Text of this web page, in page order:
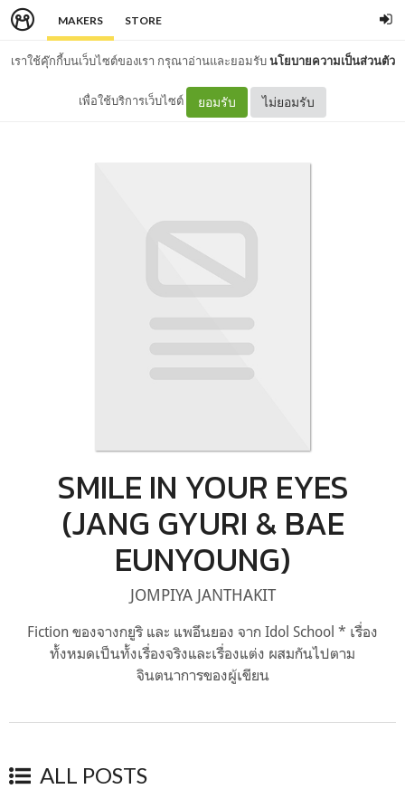
MAKERS STORE
เราใช้คุ๊กกี้บนเว็บไซต์ของเรา กรุณาอ่านและยอมรับนโยบายความเป็นส่วนตัว
เพื่อใช้บริการเว็บไซต์ ยอมรับ ไม่ยอมรับ
SMILE IN YOUR EYES
(JANG GYURI & BAE
EUNYOUNG)
JOMPIYA JANTHAKIT
Fiction ของจางกยูริ และ แพอึนยอง จาก Idol School * เรื่อง
ทั้งหมดเป็นทั้งเรื่องจริงและเรื่องแต่ง ผสมกันไปตาม
จินตนาการของผู้เขียน
ALL POSTS